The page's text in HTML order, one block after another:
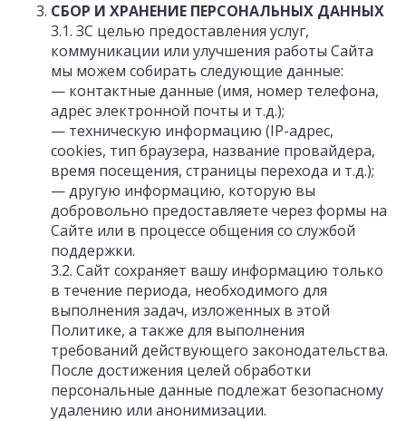
СБОР И ХРАНЕНИЕ ПЕРСОНАЛЬНЫХ ДАННЫХ
3.1. ЗС целью предоставления услуг,
коммуникации или улучшения работы Сайта
мы можем собирать следующие данные:
— контактные данные (имя, номер телефона,
адрес электронной почты и т.д.);
— техническую информацию (IP-адрес,
cookies, тип браузера, название провайдера,
время посещения, страницы перехода и т.д.);
— другую информацию, которую вы
добровольно предоставляете через формы на
Сайте или в процессе общения со службой
поддержки.
3.2. Сайт сохраняет вашу информацию только
в течение периода, необходимого для
выполнения задач, изложенных в этой
Политике, а также для выполнения
требований действующего законодательства.
После достижения целей обработки
персональные данные подлежат безопасному
удалению или анонимизации.